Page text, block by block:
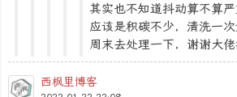
其实也不知道抖动算不算
应该是积碳不少，清洗一次
周末去处理一下，谢谢大
西枫里博客